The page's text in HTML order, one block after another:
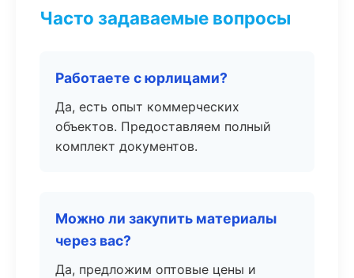
Часто задаваемые вопросы
Работаете с юрлицами?
Да, есть опыт коммерческих
объектов. Предоставляем полный
комплект документов.
Можно ли закупить материалы
через вас?
Да, предложим оптовые цены и